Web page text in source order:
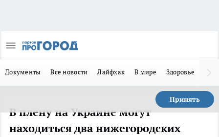
Документы Все новости Лайфхак В мире Здоровье
Принять
В плену на Украине могут
находиться два нижегородских